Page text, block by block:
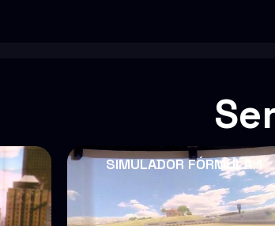
SIMULADOR FÓRMULA 1